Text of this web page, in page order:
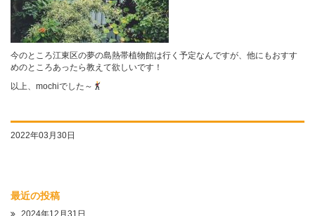
今のところ江東区の夢の島熱帯植物館は行く予定なんですが、他にもおすす
めのところあったら教えて欲しいです！
以上、mochiでした～
2022年03月30日
最近の投稿